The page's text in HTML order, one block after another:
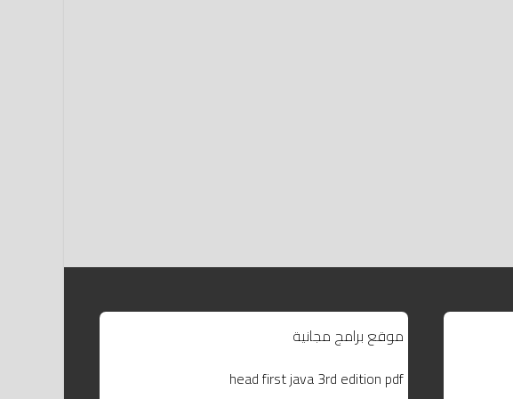
موقع برامج مجانية
head first java 3rd edition pdf